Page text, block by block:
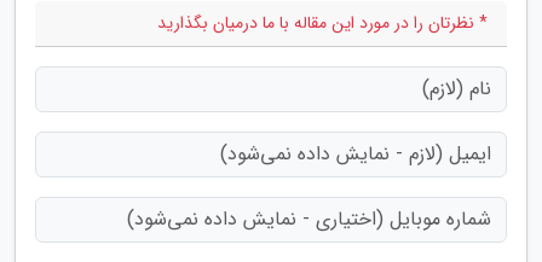
* نظرتان را در مورد این مقاله با ما درمیان بگذارید